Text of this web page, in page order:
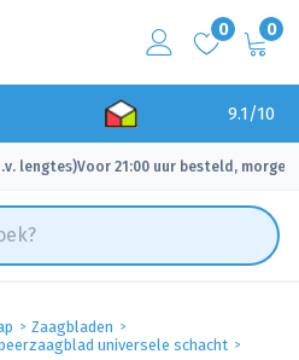
0 0
9.1/10
lengtes)
✓ Voor 21:00 uur besteld, morgen
Zaagbladen
universele schacht